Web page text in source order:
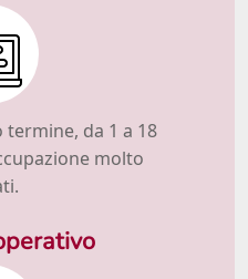
da 1 a 18
molto